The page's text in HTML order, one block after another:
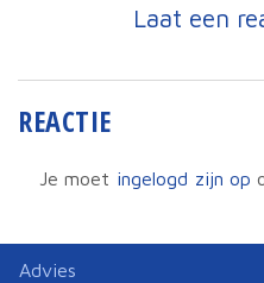
Laat een
REACTIE
Je moet ingelogd zijn op
Advies